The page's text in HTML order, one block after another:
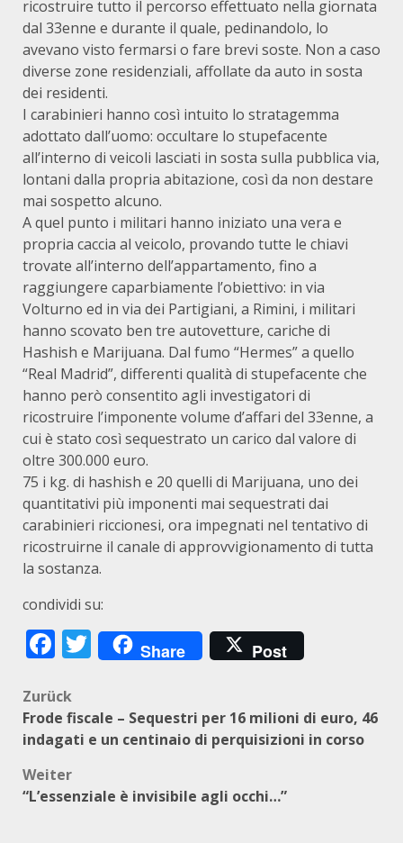
ricostruire tutto il percorso effettuato nella giornata
dal 33enne e durante il quale, pedinandolo, lo
avevano visto fermarsi o fare brevi soste. Non a caso
diverse zone residenziali, affollate da auto in sosta
dei residenti.
I carabinieri hanno così intuito lo stratagemma
adottato dall’uomo: occultare lo stupefacente
all’interno di veicoli lasciati in sosta sulla pubblica via,
lontani dalla propria abitazione, così da non destare
mai sospetto alcuno.
A quel punto i militari hanno iniziato una vera e
propria caccia al veicolo, provando tutte le chiavi
trovate all’interno dell’appartamento, fino a
raggiungere caparbiamente l’obiettivo: in via
Volturno ed in via dei Partigiani, a Rimini, i militari
hanno scovato ben tre autovetture, cariche di
Hashish e Marijuana. Dal fumo “Hermes” a quello
“Real Madrid”, differenti qualità di stupefacente che
hanno però consentito agli investigatori di
ricostruire l’imponente volume d’affari del 33enne, a
cui è stato così sequestrato un carico dal valore di
oltre 300.000 euro.
75 i kg. di hashish e 20 quelli di Marijuana, uno dei
quantitativi più imponenti mai sequestrati dai
carabinieri riccionesi, ora impegnati nel tentativo di
ricostruirne il canale di approvvigionamento di tutta
la sostanza.
condividi su:
Facebook
Twitter
Share Post
Beitragsnavigation
Zurück
Frode fiscale – Sequestri per 16 milioni di euro, 46
indagati e un centinaio di perquisizioni in corso
Weiter
“L’essenziale è invisibile agli occhi…”